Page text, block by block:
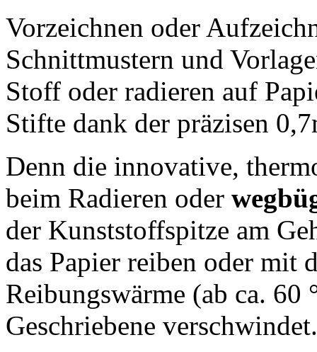
Vorzeichnen oder
Schnittmustern und
Stoff oder radieren auf
Stifte dank der präzisen
Denn die innovative,
beim Radieren oder
der Kunststoffspitze am
das Papier reiben oder mit
Reibungswärme (ab ca. 60
Geschriebene verschwindet.